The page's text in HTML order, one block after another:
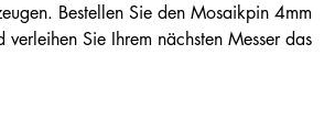
Bestellen Sie den Mosaikpin 4mm
Sie Ihrem nächsten Messer das